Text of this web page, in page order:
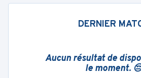
DERNIER
Aucun résultat de
le moment.